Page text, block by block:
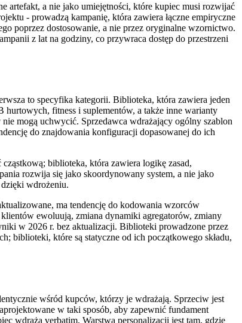
artefakt, a nie jako umiejętności, które kupiec musi rozwijać
- prowadzą kampanię, która zawiera łączne empiryczne
poprzez dostosowanie, a nie przez oryginalne wzornictwo.
z lat na godziny, co przywraca dostęp do przestrzeni
to specyfika kategorii. Biblioteka, która zawiera jeden
fitness i suplementów, a także inne warianty
mogą uchwycić. Sprzedawca wdrażający ogólny szablon
do znajdowania konfiguracji dopasowanej do ich
biblioteka, która zawiera logikę zasad,
rozwija się jako skoordynowany system, a nie jako
wdrożeniu.
ma tendencję do kodowania wzorców
ewoluują, zmiana dynamiki agregatorów, zmiany
w 2026 r. bez aktualizacji. Biblioteki prowadzone przez
biblioteki, które są statyczne od ich początkowego składu,
wśród kupców, którzy je wdrażają. Sprzeciw jest
w taki sposób, aby zapewnić fundament
wdraża verbatim. Warstwa personalizacji jest tam, gdzie